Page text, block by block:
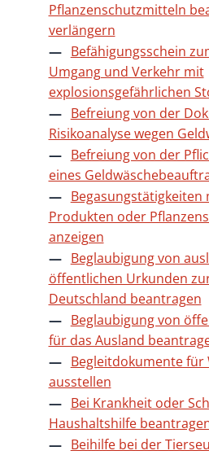
Pflanzenschutzmitteln
verlängern
Befähigungsschein
Umgang und Verkehr mit
explosionsgefährlichen
Befreiung von der
Risikoanalyse wegen
Befreiung von der
eines
Begasungstätigkeiten
Produkten oder
anzeigen
Beglaubigung von
öffentlichen Urkunden
Deutschland beantragen
Beglaubigung von
für das Ausland
Begleitdokumente
ausstellen
Bei Krankheit oder
Haushaltshilfe
Beihilfe bei der